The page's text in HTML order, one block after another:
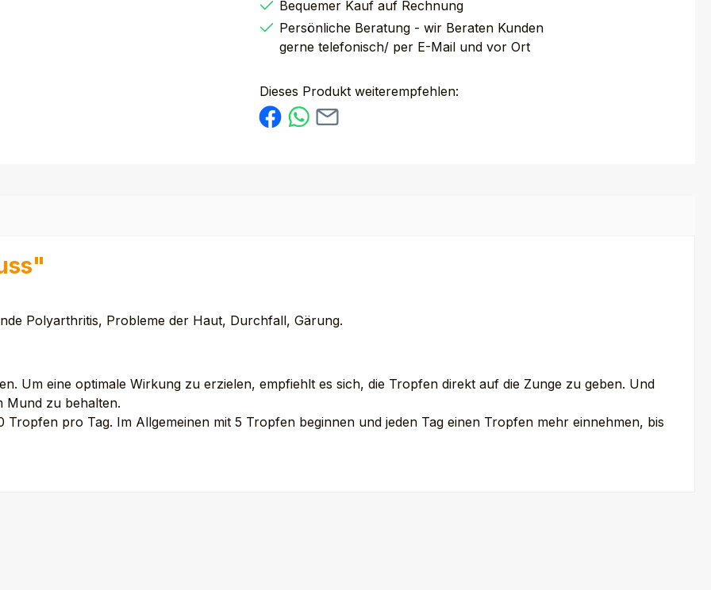
Bequemer Kauf auf Rechnung
Persönliche Beratung - wir Beraten Kunden
gerne telefonisch/ per E-Mail und vor Ort
Dieses Produkt weiterempfehlen:
Polyarthritis, Probleme der Haut, Durchfall, Gärung.
Um eine optimale Wirkung zu erzielen, empfiehlt es sich, die Tropfen direkt auf die Zunge zu geben. Und
Mund zu behalten.
pro Tag. Im Allgemeinen mit 5 Tropfen beginnen und jeden Tag einen Tropfen mehr einnehmen, bis